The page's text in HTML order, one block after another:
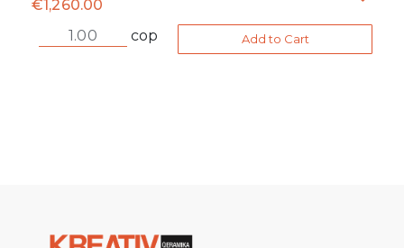
€1,260.00
cop
Add to Cart